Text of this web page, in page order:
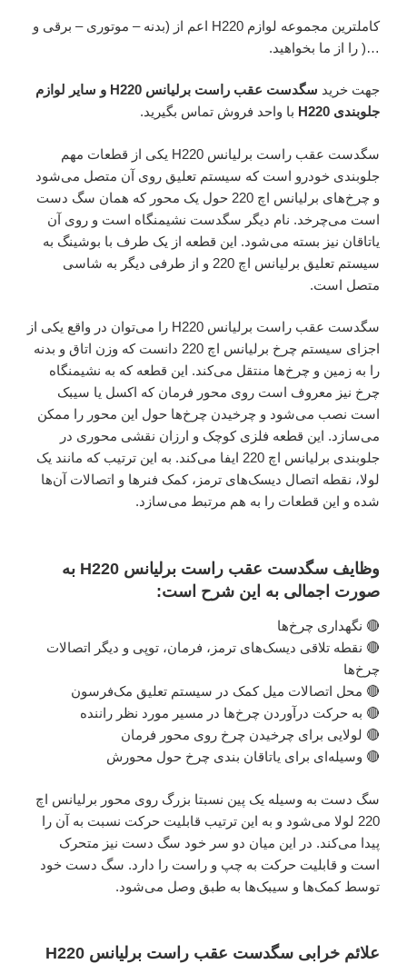
کاملترین مجموعه لوازم H220 اعم از (بدنه – موتوری – برقی و
…( را از ما بخواهید.
جهت خرید
سگدست عقب راست برلیانس H220 و سایر لوازم
جلوبندی H220
با واحد فروش تماس بگیرید.
سگدست عقب راست برلیانس H220 یکی از قطعات مهم
جلوبندی خودرو است که سیستم تعلیق روی آن متصل می‌شود
و چرخ‌های برلیانس اچ 220 حول یک محور که همان سگ دست
است می‌چرخد. نام دیگر سگدست نشیمنگاه است و روی آن
یاتاقان نیز بسته می‌شود. این قطعه از یک طرف با بوشینگ به
سیستم تعلیق برلیانس اچ 220 و از طرفی دیگر به شاسی
متصل است.
سگدست عقب راست برلیانس H220 را می‌توان در واقع یکی از
اجزای سیستم چرخ برلیانس اچ 220 دانست که وزن اتاق و بدنه
را به زمین و چرخ‌ها منتقل می‌کند. این قطعه که به نشیمنگاه
چرخ نیز معروف است روی محور فرمان که اکسل یا سیبک
است نصب می‌شود و چرخیدن چرخ‌ها حول این محور را ممکن
می‌سازد. این قطعه‌ فلزی کوچک و ارزان نقشی محوری در
جلوبندی برلیانس اچ 220 ایفا می‌کند. به این ترتیب که مانند یک
لولا، نقطه‌ اتصال دیسک‌های ترمز، کمک فنرها و اتصالات آن‌ها
شده و این قطعات را به هم مرتبط می‌سازد.
وظایف سگدست عقب راست برلیانس H220 به
صورت اجمالی به این شرح است:
🔴 نگهداری چرخ‌ها
🔴 نقطه‌ تلاقی دیسک‌های ترمز، فرمان، توپی و دیگر اتصالات
چرخ‌ها
🔴 محل اتصالات میل کمک در سیستم تعلیق مک‌فرسون
🔴 به حرکت درآوردن چرخ‌ها در مسیر مورد نظر راننده
🔴 لولایی برای چرخیدن چرخ روی محور فرمان
🔴 وسیله‌‌ای برای یاتاقان بندی چرخ حول محورش
سگ‌ دست به وسیله یک پین نسبتا بزرگ روی محور برلیانس اچ
220 لولا می‌شود و به این ترتیب قابلیت حرکت نسبت به آن را
پیدا می‌کند. در این میان دو سر خود سگ دست نیز متحرک
است و قابلیت حرکت به چپ و راست را دارد. سگ دست خود
توسط کمک‌ها و سیبک‌ها به طبق وصل می‌شود.
علائم خرابی سگدست عقب راست برلیانس H220